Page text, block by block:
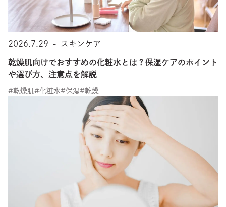
2026.7.29 - スキンケア
乾燥肌向けでおすすめの化粧水とは？保湿ケアのポイント
や選び方、注意点を解説
#乾燥肌 #化粧水#保湿#乾燥